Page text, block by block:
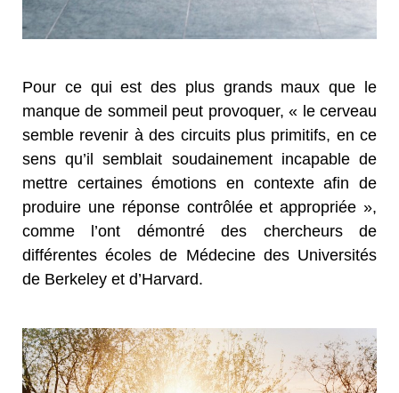
Pour ce qui est des plus grands maux que le
manque de sommeil peut provoquer, « le cerveau
semble revenir à des circuits plus primitifs, en ce
sens qu’il semblait soudainement incapable de
mettre certaines émotions en contexte afin de
produire une réponse contrôlée et appropriée »,
comme l’ont démontré des chercheurs de
différentes écoles de Médecine des Universités
de Berkeley et d’Harvard.